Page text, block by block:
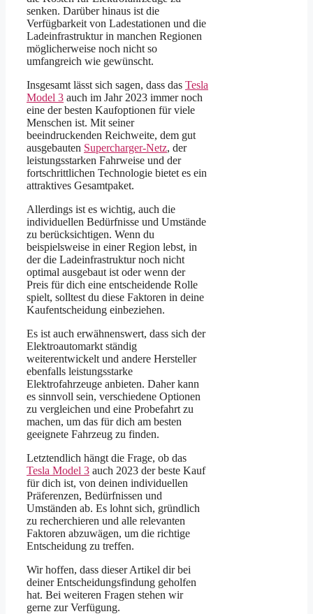
senken. Darüber hinaus ist die
Verfügbarkeit von Ladestationen und die
Ladeinfrastruktur in manchen Regionen
möglicherweise noch nicht so
umfangreich wie gewünscht.
Insgesamt lässt sich sagen, dass das Tesla
Model 3 auch im Jahr 2023 immer noch
eine der besten Kaufoptionen für viele
Menschen ist. Mit seiner
beeindruckenden Reichweite, dem gut
ausgebauten Supercharger-Netz, der
leistungsstarken Fahrweise und der
fortschrittlichen Technologie bietet es ein
attraktives Gesamtpaket.
Allerdings ist es wichtig, auch die
individuellen Bedürfnisse und Umstände
zu berücksichtigen. Wenn du
beispielsweise in einer Region lebst, in
der die Ladeinfrastruktur noch nicht
optimal ausgebaut ist oder wenn der
Preis für dich eine entscheidende Rolle
spielt, solltest du diese Faktoren in deine
Kaufentscheidung einbeziehen.
Es ist auch erwähnenswert, dass sich der
Elektroautomarkt ständig
weiterentwickelt und andere Hersteller
ebenfalls leistungsstarke
Elektrofahrzeuge anbieten. Daher kann
es sinnvoll sein, verschiedene Optionen
zu vergleichen und eine Probefahrt zu
machen, um das für dich am besten
geeignete Fahrzeug zu finden.
Letztendlich hängt die Frage, ob das
Tesla Model 3 auch 2023 der beste Kauf
für dich ist, von deinen individuellen
Präferenzen, Bedürfnissen und
Umständen ab. Es lohnt sich, gründlich
zu recherchieren und alle relevanten
Faktoren abzuwägen, um die richtige
Entscheidung zu treffen.
Wir hoffen, dass dieser Artikel dir bei
deiner Entscheidungsfindung geholfen
hat. Bei weiteren Fragen stehen wir
gerne zur Verfügung.